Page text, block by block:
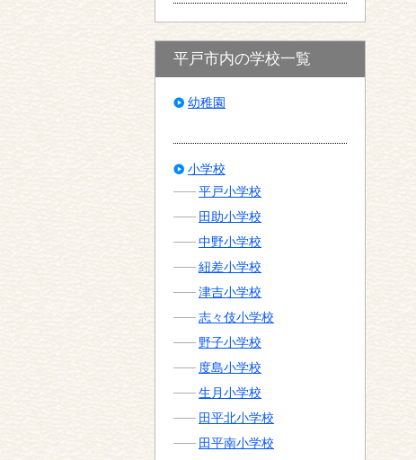
平戸市内の学校一覧
幼稚園
小学校
平戸小学校
田助小学校
中野小学校
紐差小学校
津吉小学校
志々伎小学校
野子小学校
度島小学校
生月小学校
田平北小学校
田平南小学校